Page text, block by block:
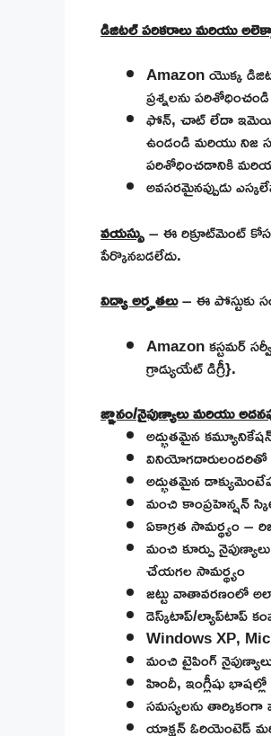
డిజిటల్ పరికరాలు మరియు
Amazon యొక్క
ప్రశ్నలను
ఫోన్, చాట్ లేదా ఇమెయిల్
ఉండండి మరియు నిజ
పరిశోధించడానికి
అవసరమైనప్పుడు
వయస్సు– ఈ రిక్రూట్‌మెంట్
పేర్కొనబడలేదు.
విద్యా అర్హతలు– ఈ పోస్టుకు
Amazon కస్టమర్
గ్రాడ్యుయేట్ డిగ్రీ}.
జ్ఞానం/నైపుణ్యాలు మరియు
అద్భుతమైన
వినియోగదారులందరితో
అద్భుతమైన
మంచి కాంప్రహెన్షన్
ఏకాగ్రత సామర్థ్యం –
మంచి కూర్పు
చేయగల సామర్థ్యం
జట్టు వాతావరణంలో
డెస్క్‌టాప్/ల్యాప్‌టాప్
Windows XP,
మంచి టైపింగ్
హిందీ, ఇంగ్లీషు
సమస్యలను తార్కికంగా
యాక్షన్ ఓరియెంటెడ్